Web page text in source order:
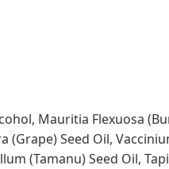
Mauritia Flexuosa
(Grape) Seed Oil,
(Tamanu) Seed Oil,